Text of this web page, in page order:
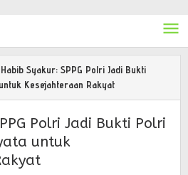
Habib Syakur: SPPG Polri Jadi Bukti
Kesejahteraan Rakyat
Polri Jadi Bukti Polri
untuk